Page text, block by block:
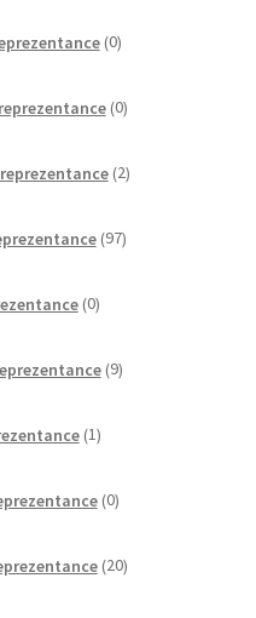
0izdelkov
0izdelkov
2izdelka
97izdelkov
0izdelkov
9izdelkov
1izdelek
0izdelkov
20izdelkov